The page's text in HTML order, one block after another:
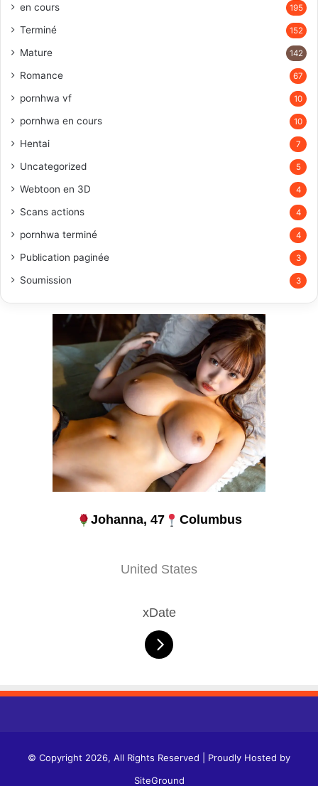
en cours 195
Terminé 152
Mature 142
Romance 67
pornhwa vf 10
pornhwa en cours 10
Hentai 7
Uncategorized 5
Webtoon en 3D 4
Scans actions 4
pornhwa terminé 4
Publication paginée 3
Soumission 3
Johanna, 47 Columbus
United States
xDate
© Copyright 2026, All Rights Reserved | Proudly Hosted by
SiteGround